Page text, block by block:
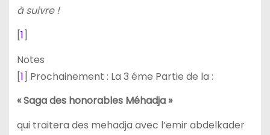
à suivre !
[1]
Notes
[1] Prochainement : La 3 éme Partie de la :
« Saga des honorables Méhadja »
qui traitera des mehadja avec l’emir abdelkader